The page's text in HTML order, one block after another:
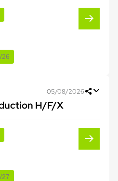
26
05/08/2026
H/F/X
27